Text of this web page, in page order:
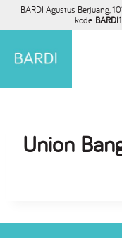
BARDI Agustus Berjuang, 10
kode
Union